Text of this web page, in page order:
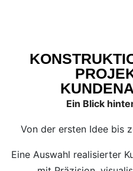
Ein Blick
Von der ersten Idee bis
Eine Auswahl realisierter